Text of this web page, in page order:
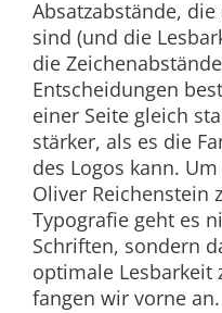
Absatzabstände,
sind (und die
die
Entscheidungen
einer Seite gleich
stärker, als es die
des Logos kann.
Oliver Reichenstein
Typografie geht es
Schriften, sondern
optimale Lesbarkeit
fangen wir vorne an.